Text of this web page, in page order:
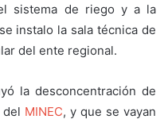
sistema de riego y a la
instalo la sala técnica de
del ente regional.
la desconcentración de
del MINEC, y que se vayan